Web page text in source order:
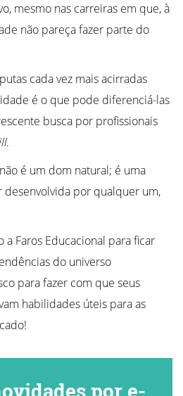
mesmo nas carreiras em que, à
não pareça fazer parte do
cada vez mais acirradas
é o que pode diferenciá-las
busca por profissionais
.
é um dom natural; é uma
por qualquer um,
Faros Educacional para ficar
do universo
para fazer com que seus
habilidades úteis para as
por e-